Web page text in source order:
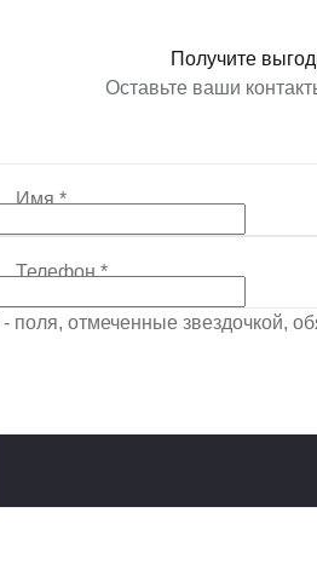
Получите
Оставьте ваши
Имя*
Телефон*
- поля, отмеченные звездочкой,